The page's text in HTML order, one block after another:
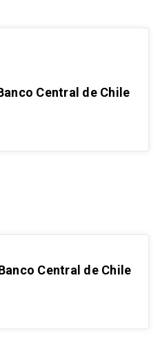
Central de Chile
Central de Chile